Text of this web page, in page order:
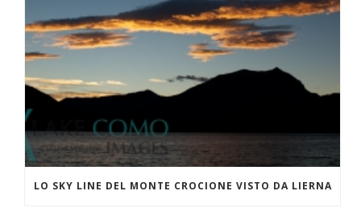
LO SKY LINE DEL MONTE CROCIONE VISTO DA LIERNA